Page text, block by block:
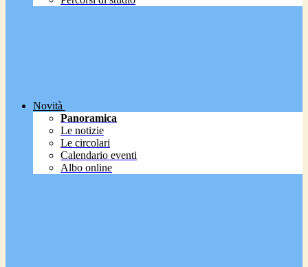
Novità
Panoramica
Le notizie
Le circolari
Calendario eventi
Albo online